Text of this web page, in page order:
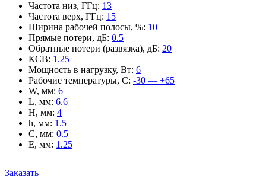
Частота низ, ГГц: 13
Частота верх, ГГц: 15
Ширина рабочей полосы, %: 10
Прямые потери, дБ: 0.5
Обратные потери (развязка), дБ: 20
КСВ: 1.25
Мощность в нагрузку, Вт: 6
Рабочие температуры, С: -30 — +65
W, мм: 6
L, мм: 6.6
H, мм: 4
h, мм: 1.5
C, мм: 0.5
E, мм: 1.25
Заказать